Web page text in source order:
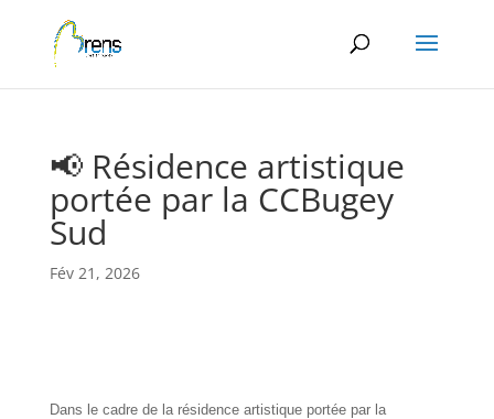
📢 Résidence artistique
portée par la CCBugey
Sud
Fév 21, 2026
Dans le cadre de la résidence artistique portée par la